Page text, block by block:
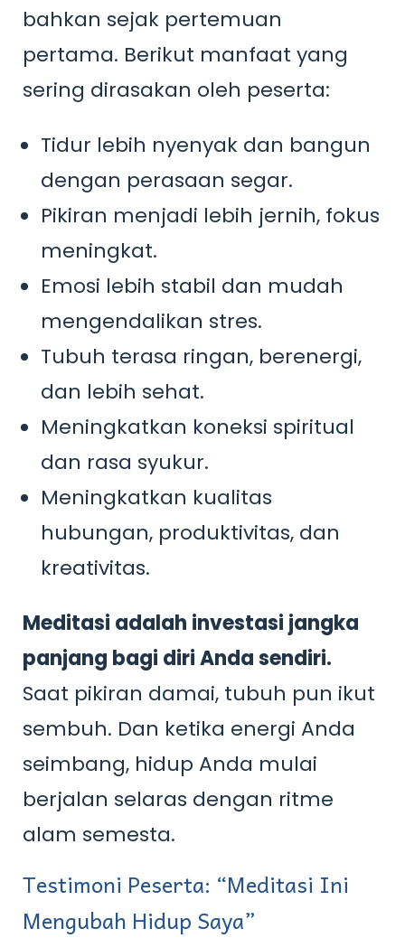
bahkan sejak pertemuan
pertama. Berikut manfaat yang
sering dirasakan oleh peserta:
Tidur lebih nyenyak dan bangun
dengan perasaan segar.
Pikiran menjadi lebih jernih, fokus
meningkat.
Emosi lebih stabil dan mudah
mengendalikan stres.
Tubuh terasa ringan, berenergi,
dan lebih sehat.
Meningkatkan koneksi spiritual
dan rasa syukur.
Meningkatkan kualitas
hubungan, produktivitas, dan
kreativitas.
Meditasi adalah investasi jangka
panjang bagi diri Anda sendiri.
Saat pikiran damai, tubuh pun ikut
sembuh. Dan ketika energi Anda
seimbang, hidup Anda mulai
berjalan selaras dengan ritme
alam semesta.
Testimoni Peserta: “Meditasi Ini
Mengubah Hidup Saya”